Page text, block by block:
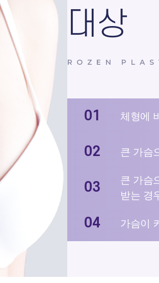
대상
ROZEN
체형에
큰 가슴
큰 가슴
받는 경
가슴이